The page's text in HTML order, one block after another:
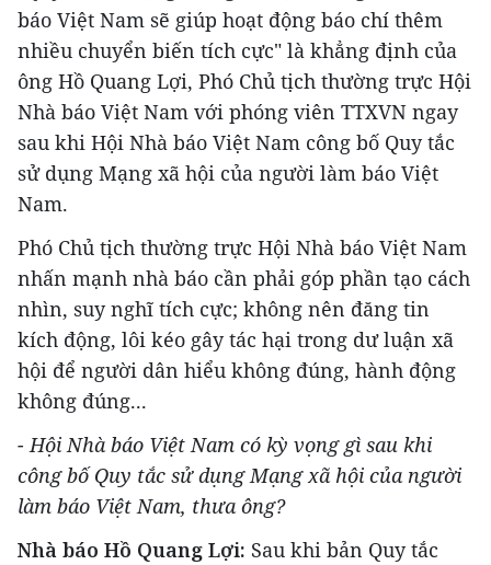
báo Việt Nam sẽ giúp hoạt động báo chí thêm
nhiều chuyển biến tích cực" là khẳng định của
ông Hồ Quang Lợi, Phó Chủ tịch thường trực Hội
Nhà báo Việt Nam với phóng viên TTXVN ngay
sau khi Hội Nhà báo Việt Nam công bố Quy tắc
sử dụng Mạng xã hội của người làm báo Việt
Nam.
Phó Chủ tịch thường trực Hội Nhà báo Việt Nam
nhấn mạnh nhà báo cần phải góp phần tạo cách
nhìn, suy nghĩ tích cực; không nên đăng tin
kích động, lôi kéo gây tác hại trong dư luận xã
hội để người dân hiểu không đúng, hành động
không đúng...
- Hội Nhà báo Việt Nam có kỳ vọng gì sau khi
công bố Quy tắc sử dụng Mạng xã hội của người
làm báo Việt Nam, thưa ông?
Nhà báo Hồ Quang Lợi: Sau khi bản Quy tắc